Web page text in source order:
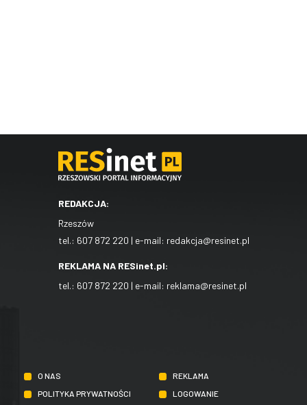
REDAKCJA:
Rzeszów
tel.: 607 872 220 | e-mail: redakcja@resinet.pl
REKLAMA NA RESinet.pl:
tel.: 607 872 220 | e-mail: reklama@resinet.pl
O NAS
REKLAMA
POLITYKA PRYWATNOŚCI
LOGOWANIE